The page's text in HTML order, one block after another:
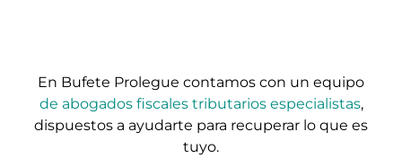
En Bufete Prolegue contamos con un equipo
de abogados fiscales tributarios especialistas,
dispuestos a ayudarte para recuperar lo que es
tuyo.